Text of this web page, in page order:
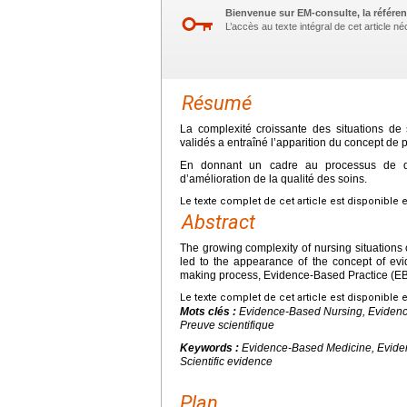
Bienvenue sur EM-consulte, la
L’accès au texte intégral de cet article
Résumé
La complexité croissante des situations
validés a entraîné l’apparition du concept
En donnant un cadre au processus de
d’amélioration de la qualité des soins.
Le texte complet de cet article est disponible
Abstract
The growing complexity of nursing
led to the appearance of the concept of
making process, Evidence-Based Practice
Le texte complet de cet article est disponible
Mots clés : Evidence-Based Nursing,
Preuve scientifique
Keywords : Evidence-Based Medicine,
Scientific evidence